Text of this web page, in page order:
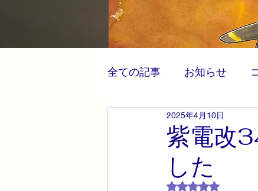
全ての記事 お知らせ
紫電改と須本壮一原画展
紫電改
した
2025年4月10日
5つ星のうちNaN